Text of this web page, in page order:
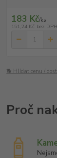
183 Kč/ks
151,24 Kč bez DPH
🐕 Hlídat cenu /